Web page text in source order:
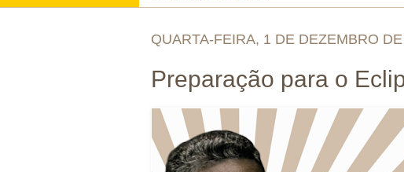
QUARTA-FEIRA, 1 DE DEZEMBRO
Preparação para o